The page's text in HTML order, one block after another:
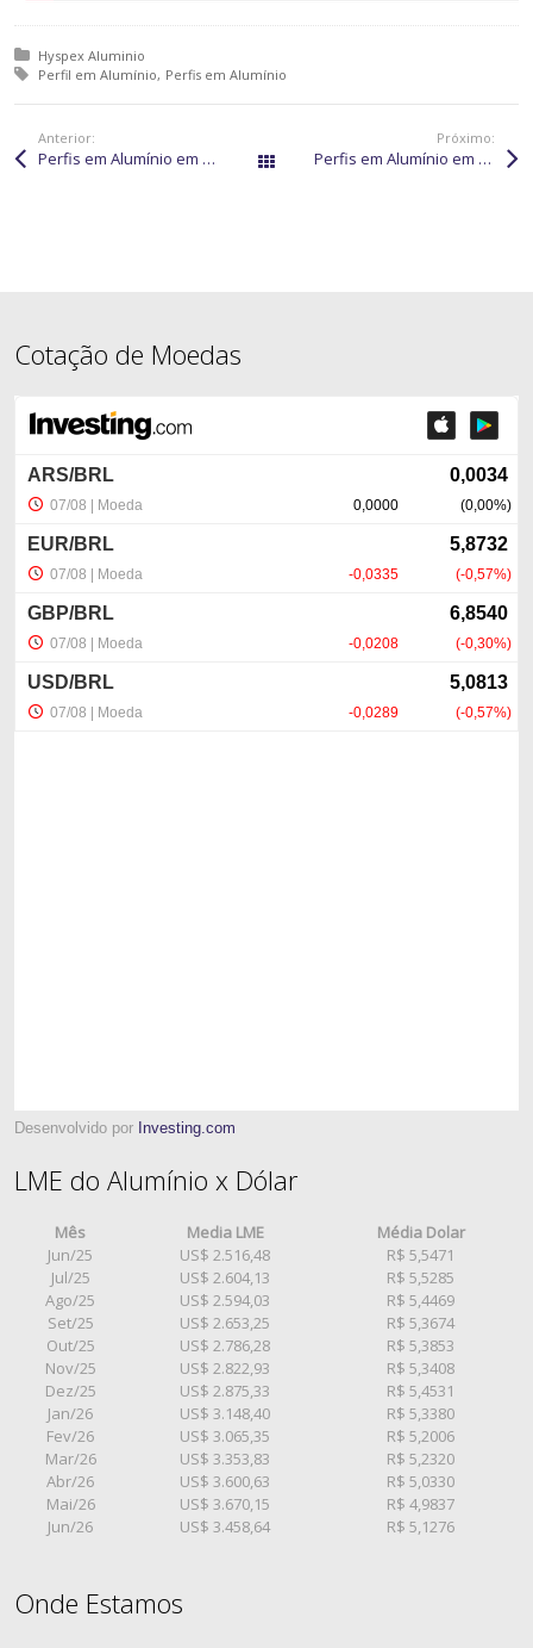
Posted in:
Hyspex Aluminio
Tagged with:
Perfil em Alumínio Perfis em Alumínio
Anterior:
Perfis em Alumínio em Jaguariaíva Páginas
Próximo:
Perfis em Alumínio em Itaqui
Cotação de Moedas
Desenvolvido por Investing.com
LME do Alumínio x Dólar
Mês Media LME
Média Dolar
Jun/25
US$ 2.516,48
R$ 5,5471
Jul/25
US$ 2.604,13
R$ 5,5285
Ago/25
US$ 2.594,03
R$ 5,4469
Set/25
US$ 2.653,25
R$ 5,3674
Out/25
US$ 2.786,28
R$ 5,3853
Nov/25
US$ 2.822,93
R$ 5,3408
Dez/25
US$ 2.875,33
R$ 5,4531
Jan/26
US$ 3.148,40
R$ 5,3380
Fev/26
US$ 3.065,35
R$ 5,2006
Mar/26
US$ 3.353,83
R$ 5,2320
Abr/26
US$ 3.600,63
R$ 5,0330
Mai/26
US$ 3.670,15
R$ 4,9837
Jun/26
US$ 3.458,64 R$ 5,1276
Onde Estamos